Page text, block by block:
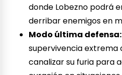
donde Lobezno podrá
derribar enemigos en
Modo última defensa:
supervivencia extrema
canalizar su furia para